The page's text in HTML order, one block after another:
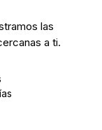
las
a ti.